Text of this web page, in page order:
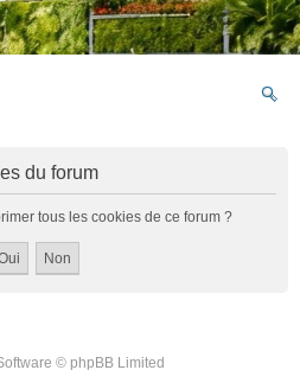
du forum
tous les cookies de ce forum ?
© phpBB Limited